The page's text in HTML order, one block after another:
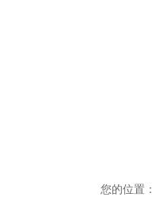
您的位置：